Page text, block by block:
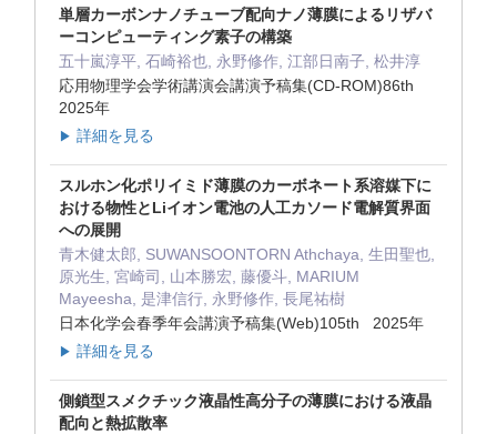
単層カーボンナノチューブ配向ナノ薄膜によるリザバ
ーコンピューティング素子の構築
五十嵐淳平, 石崎裕也, 永野修作, 江部日南子, 松井淳
応用物理学会学術講演会講演予稿集(CD-ROM)86th
2025年
▶ 詳細を見る
スルホン化ポリイミド薄膜のカーボネート系溶媒下に
おける物性とLiイオン電池の人工カソード電解質界面
への展開
青木健太郎, SUWANSOONTORN Athchaya, 生田聖也,
原光生, 宮崎司, 山本勝宏, 藤優斗, MARIUM
Mayeesha, 是津信行, 永野修作, 長尾祐樹
日本化学会春季年会講演予稿集(Web)105th 2025年
▶ 詳細を見る
側鎖型スメクチック液晶性高分子の薄膜における液晶
配向と熱拡散率